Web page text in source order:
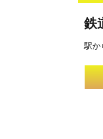
鉄
駅か